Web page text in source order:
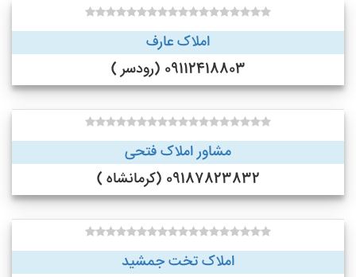
املاک عارف
09112418803 (رودسر )
مشاور املاک فتحی
09187823832 (کرمانشاه )
املاک تخت جمشید